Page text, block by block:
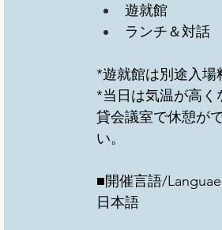
遊就館
ランチ＆対話
*遊就館は別途入場
*当日は気温が高く
貸会議室で休憩が
い。
■開催言語/
日本語